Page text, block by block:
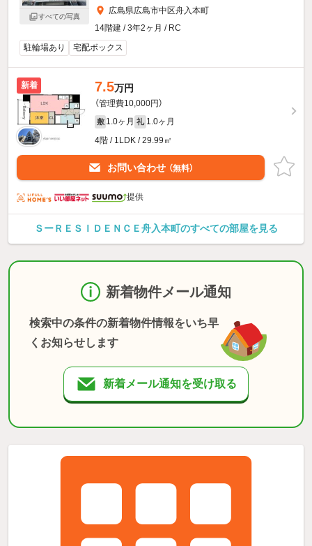
すべての写真
広島県広島市中区舟入本町
14階建 / 3年2ヶ月 / RC
駐輪場あり
宅配ボックス
新着 7.5万円
（管理費10,000円）
敷 1.0ヶ月 礼 1.0ヶ月
4階 / 1LDK / 29.99㎡
お問い合わせ （無料）
提供
ＳーＲＥＳＩＤＥＮＣＥ舟入本町のすべての部屋を見る
新着物件メール通知
検索中の条件の新着物件情報をいち早
くお知らせします
新着メール通知を受け取る